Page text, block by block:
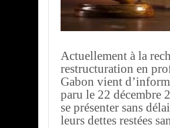
Actuellement à la
restructuration en
Gabon vient
paru le 22 décembre
se présenter sans
leurs dettes restées